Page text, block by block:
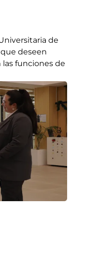
de
deseen
las funciones de